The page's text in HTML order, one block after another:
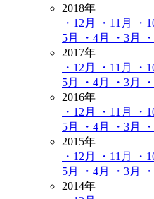
2018年
・12月
・11月 ・
5月
・4月 ・3月
2017年
・12月
・11月 ・
5月
・4月 ・3月
2016年
・12月
・11月 ・
5月
・4月 ・3月
2015年
・12月
・11月 ・
5月
・4月 ・3月
2014年